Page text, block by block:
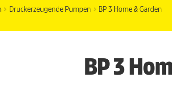
Druckerzeugende Pumpen BP 3 Home & Garden
BP 3